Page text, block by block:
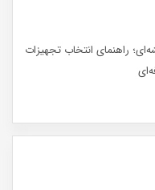
راهنمای انتخاب تجهیزات